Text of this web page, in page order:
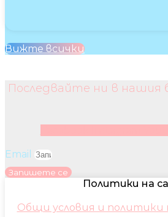
Вижте всички
Последвайте ни в
Email
Запишете се
Политики на
Общи условия и политики